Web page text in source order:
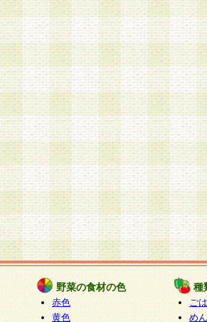
野菜の食材の色
赤色
黄色
種
ご
めん